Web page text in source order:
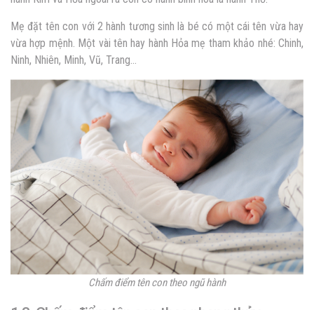
Mẹ đặt tên con với 2 hành tương sinh là bé có một cái tên vừa hay
vừa hợp mệnh. Một vài tên hay hành Hỏa mẹ tham khảo nhé: Chinh,
Ninh, Nhiên, Minh, Vũ, Trang…
Chấm điểm tên con theo ngũ hành